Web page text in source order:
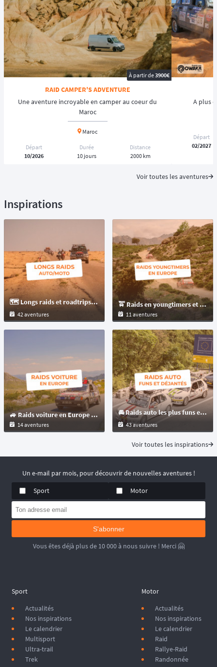
À partir de3900€
RAID CAMPER'S ADVENTURE
Une aventure incroyable en camper au coeur du
Maroc
Maroc
Départ
10/2026
Durée
10 jours
Distance
2000 km
A plus
Départ
02/2027
Voir toutes les aventures
Inspirations
🗺️ Longs raids et roadtrips de plus de 3000 km à parcourir en auto ou moto à travers le monde
42 aventures
🚖 Raids en youngtimers et vieilles voitures en Europe
11 aventures
🚙 Raids voiture en Europe : des road-trips incontournables à faire
14 aventures
🚘 Raids auto les plus funs et décalés : vive les voitures folles, les défis barrés... mais bien encadrés !
43 aventures
Voir toutes les inspirations
Un e-mail par mois, pour découvrir de nouvelles aventures !
Sport
Motor
S'abonner
Vous êtes déjà plus de 10 000 à nous suivre ! Merci 🤗
Sport
Actualités
Nos inspirations
Le calendrier
Multisport
Ultra-trail
Trek
Motor
Actualités
Nos inspirations
Le calendrier
Raid
Rallye-Raid
Randonnée